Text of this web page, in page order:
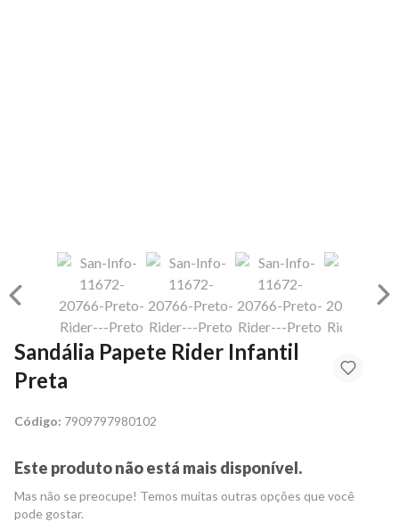
Sandália Papete Rider Infantil
Preta
Código: 7909797980102
Este produto não está mais disponível.
Mas não se preocupe! Temos muitas outras opções que você
pode gostar.